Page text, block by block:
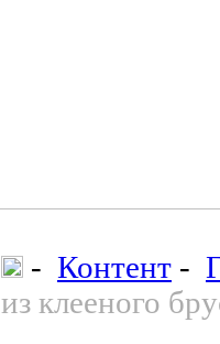
- Контент -
из клееного